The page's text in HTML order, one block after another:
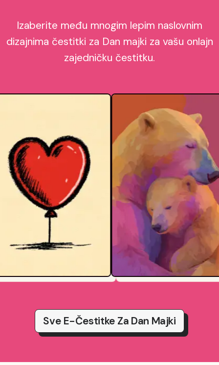
Izaberite među mnogim lepim naslovnim
dizajnima čestitki za Dan majki za vašu onlajn
zajedničku čestitku.
Sve E-Čestitke Za Dan Majki